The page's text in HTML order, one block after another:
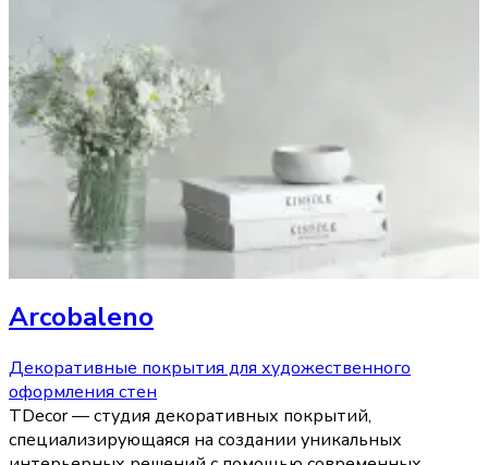
Arcobaleno
Декоративные покрытия для художественного
оформления стен
TDecor — студия декоративных покрытий,
специализирующаяся на создании уникальных